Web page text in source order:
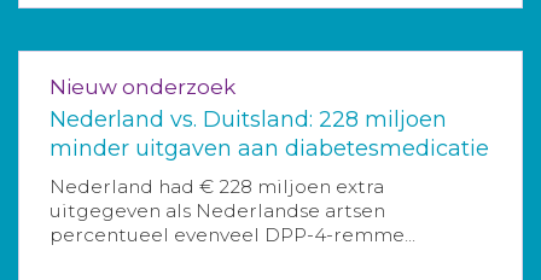
Nieuw onderzoek
Nederland vs. Duitsland: 228 miljoen
minder uitgaven aan diabetesmedicatie
Nederland had € 228 miljoen extra
uitgegeven als Nederlandse artsen
percentueel evenveel DPP-4-remme...